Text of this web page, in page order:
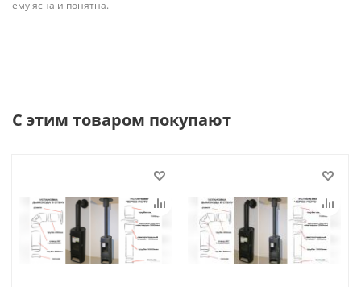
ему ясна и понятна.
С этим товаром покупают